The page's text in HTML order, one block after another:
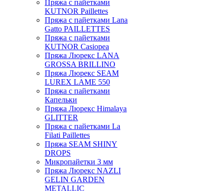
Пряжа с пайетками
KUTNOR Paillettes
Пряжа с пайетками Lana
Gatto PAILLETTES
Пряжа с пайетками
KUTNOR Casiopea
Пряжа Люрекс LANA
GROSSA BRILLINO
Пряжа Люрекс SEAM
LUREX LAME 550
Пряжа с пайетками
Капельки
Пряжа Люрекс Himalaya
GLITTER
Пряжа с пайетками La
Filati Paillettes
Пряжа SEAM SHINY
DROPS
Микропайетки 3 мм
Пряжа Люрекс NAZLI
GELIN GARDEN
METALLIC